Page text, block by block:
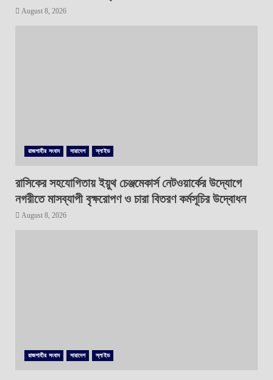
August 8, 2026
রাজশাহীর সংবাদ সারাদেশ স্লাইড
রাসিকের সহযোগিতায় ইয়ুথ চেঞ্জমেকার্স নেটওয়ার্কের উদ্যোগে
নগরীতে মাসব্যাপী বৃক্ষরোপণ ও চারা বিতরণ কর্মসূচির উদ্বোধন
August 8, 2026
রাজশাহীর সংবাদ সারাদেশ স্লাইড